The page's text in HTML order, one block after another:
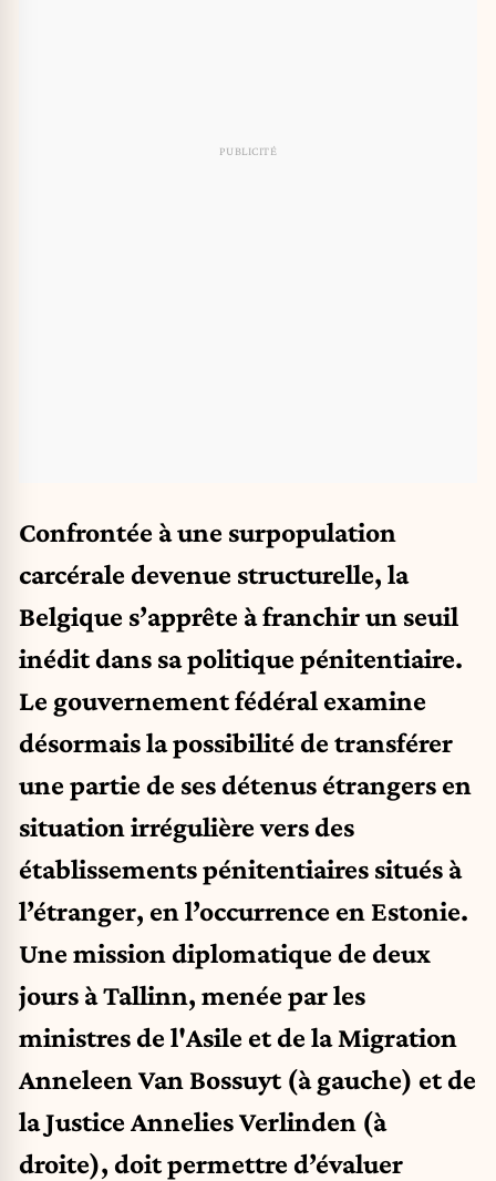
Confrontée à une surpopulation
carcérale devenue structurelle, la
Belgique s’apprête à franchir un seuil
inédit dans sa politique pénitentiaire.
Le gouvernement fédéral examine
désormais la possibilité de transférer
une partie de ses détenus étrangers en
situation irrégulière vers des
établissements pénitentiaires situés à
l’étranger, en l’occurrence en Estonie.
Une mission diplomatique de deux
jours à Tallinn, menée par les
ministres de l'Asile et de la Migration
Anneleen Van Bossuyt (à gauche) et de
la Justice Annelies Verlinden (à
droite), doit permettre d’évaluer